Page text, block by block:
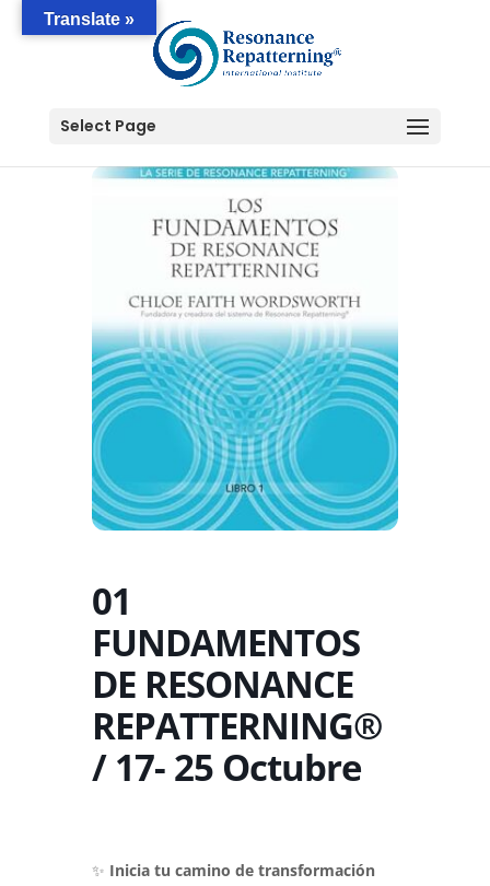
Select Page
01
FUNDAMENTOS
DE RESONANCE
REPATTERNING®
/ 17- 25 Octubre
✨ Inicia tu camino de transformación
Translate »